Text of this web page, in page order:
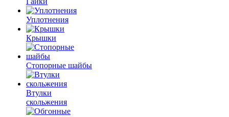
Уплотнения
Крышки
Стопорные шайбы
Втулки
скольжения